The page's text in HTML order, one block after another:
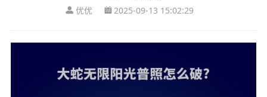
优优 2025-09-13 15:02:29